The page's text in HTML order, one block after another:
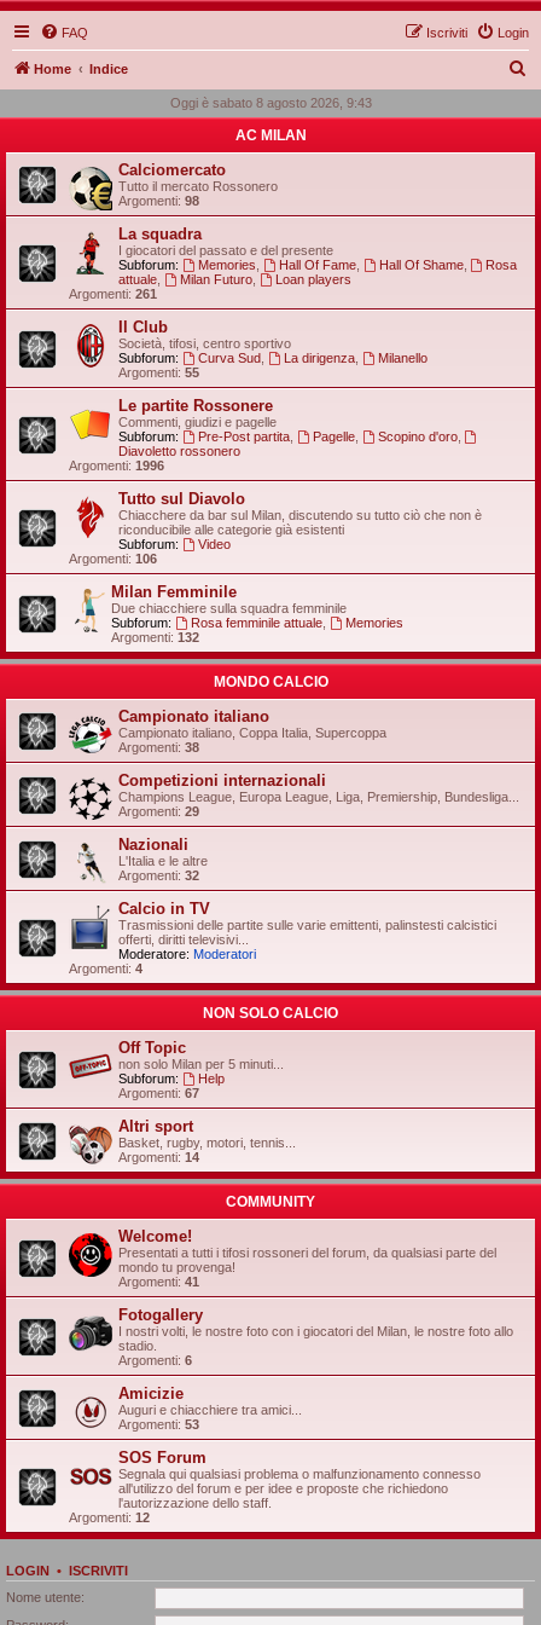
FAQ Login
Iscriviti
Home Indice
c
Oggi è sabato 8 agosto 2026, 9:43
AC MILAN
Calciomercato
Tutto il mercato Rossonero
Argomenti: 98
La squadra
I giocatori del passato e del presente
Subforum:
Memories Hall Of Fame, Hall Of Shame,
Rosa
attuale
Milan Futuro,
Loan players
Argomenti: 261
Il Club
Società, tifosi, centro sportivo
Subforum:
Curva Sud, La dirigenza,
Milanello
Argomenti: 55
Le partite Rossonere
Commenti, giudizi e pagelle
Subforum:
Pre-Post partita, Pagelle, Scopino d'oro,
Diavoletto rossonero
Argomenti: 1996
Tutto sul Diavolo
Chiacchere da bar sul Milan, discutendo su tutto ciò che non è
riconducibile alle categorie già esistenti
Subforum:
Video
Argomenti: 106
Milan Femminile
Due chiacchiere sulla squadra femminile
Subforum:
Rosa femminile attuale,
Memories
Argomenti: 132
MONDO CALCIO
Campionato italiano
Campionato italiano, Coppa Italia, Supercoppa
Argomenti: 38
Competizioni internazionali
Champions League, Europa League, Liga, Premiership, Bundesliga...
Argomenti: 29
Nazionali
L'Italia e le altre
Argomenti: 32
Calcio in TV
Trasmissioni delle partite sulle varie emittenti, palinstesti calcistici
offerti, diritti televisivi...
Moderatore: Moderatori
Argomenti: 4
NON SOLO CALCIO
Off Topic
non solo Milan per 5 minuti...
Subforum:
Help
Argomenti: 67
Altri sport
Basket, rugby, motori, tennis...
Argomenti: 14
COMMUNITY
Welcome!
Presentati a tutti i tifosi rossoneri del forum, da qualsiasi parte del
mondo tu provenga!
Argomenti: 41
Fotogallery
I nostri volti, le nostre foto con i giocatori del Milan, le nostre foto allo
stadio.
Argomenti: 6
Amicizie
Auguri e chiacchiere tra amici...
Argomenti: 53
SOS Forum
Segnala qui qualsiasi problema o malfunzionamento connesso
all'utilizzo del forum e per idee e proposte che richiedono
l'autorizzazione dello staff.
Argomenti: 12
LOGIN • ISCRIVITI
Nome utente: